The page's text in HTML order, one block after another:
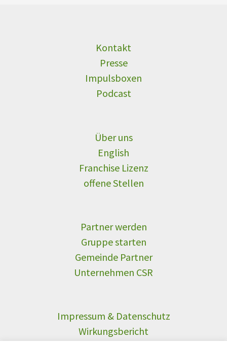
Kontakt
Presse
Impulsboxen
Podcast
Über uns
English
Franchise Lizenz
offene Stellen
Partner werden
Gruppe starten
Gemeinde Partner
Unternehmen CSR
Impressum & Datenschutz
Wirkungsbericht